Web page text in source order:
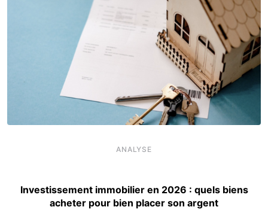
ANALYSE
Investissement immobilier en 2026 : quels biens
acheter pour bien placer son argent